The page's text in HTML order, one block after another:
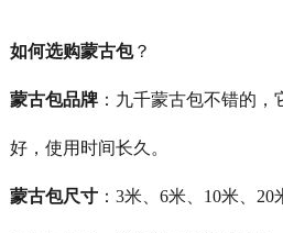
如何选购蒙古包？
蒙古包品牌：九千蒙古包不错的，
好，使用时间长久。
蒙古包尺寸：3米、6米、10米、20